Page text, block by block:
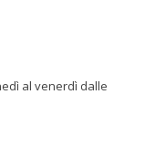
al venerdì dalle